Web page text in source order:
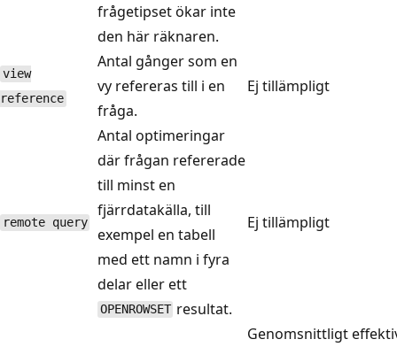
frågetipset ökar inte
den här räknaren.
view
reference
Antal gånger som en
vy refereras till i en
fråga.
Ej tillämpligt
remote query
Antal optimeringar
där frågan refererade
till minst en
fjärrdatakälla, till
exempel en tabell
med ett namn i fyra
delar eller ett
OPENROWSET resultat.
Ej tillämpligt
Genomsnittligt